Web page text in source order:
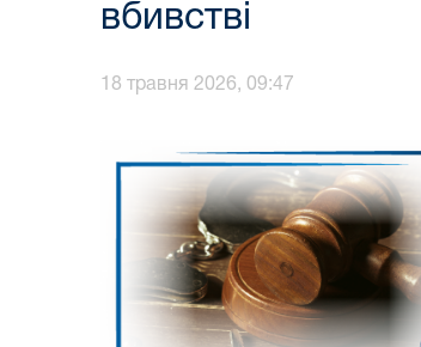
вбивстві
18 травня 2026, 09:47